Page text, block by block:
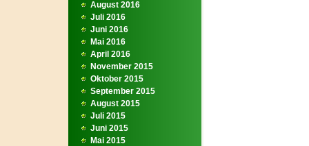
August 2016
Juli 2016
Juni 2016
Mai 2016
April 2016
November 2015
Oktober 2015
September 2015
August 2015
Juli 2015
Juni 2015
Mai 2015